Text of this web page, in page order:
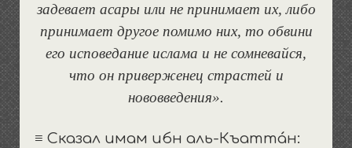
задевает асары или не принимает их, либо
принимает другое помимо них, то обвини
его исповедание ислама и не сомневайся,
что он приверженец страстей и
нововведения».
≡ Сказал имам ибн аль-Къаттáн: